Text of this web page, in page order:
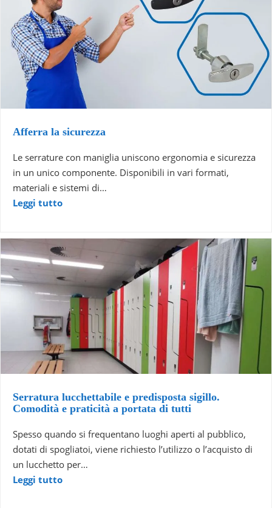
Afferra la sicurezza
Le serrature con maniglia uniscono ergonomia e sicurezza
in un unico componente. Disponibili in vari formati,
materiali e sistemi di…
Leggi tutto
Serratura lucchettabile e predisposta sigillo.
Comodità e praticità a portata di tutti
Spesso quando si frequentano luoghi aperti al pubblico,
dotati di spogliatoi, viene richiesto l’utilizzo o l’acquisto di
un lucchetto per…
Leggi tutto